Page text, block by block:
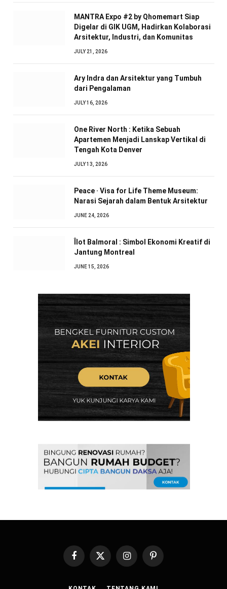
MANTRA Expo #2 by Qhomemart Siap
Digelar di GIK UGM, Hadirkan Kolaborasi
Arsitektur, Industri, dan Komunitas
JULY 21, 2026
Ary Indra dan Arsitektur yang Tumbuh
dari Pengalaman
JULY 16, 2026
One River North : Ketika Sebuah
Apartemen Menjadi Lanskap Vertikal di
Tengah Kota Denver
JULY 13, 2026
Peace · Visa for Life Theme Museum:
Narasi Sejarah dalam Bentuk Arsitektur
JUNE 24, 2026
Îlot Balmoral : Simbol Ekonomi Kreatif di
Jantung Montreal
JUNE 15, 2026
FacebookX
(Twitter)
InstagramPinterest